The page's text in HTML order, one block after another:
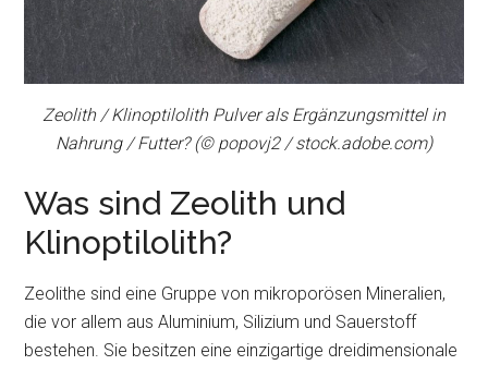
Zeolith / Klinoptilolith Pulver als Ergänzungsmittel in
Nahrung / Futter? (© popovj2 / stock.adobe.com)
Was sind Zeolith und
Klinoptilolith?
Zeolithe sind eine Gruppe von mikroporösen Mineralien,
die vor allem aus Aluminium, Silizium und Sauerstoff
bestehen. Sie besitzen eine einzigartige dreidimensionale